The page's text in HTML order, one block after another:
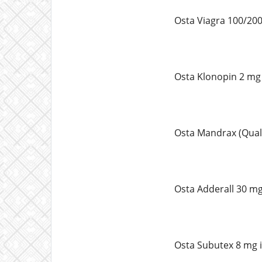
Osta Viagra 100/
Osta Klonopin 2
Osta Mandrax
Osta Adderall 30
Osta Subutex 8